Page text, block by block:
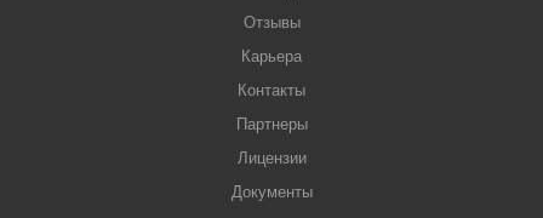
Отзывы
Карьера
Контакты
Партнеры
Лицензии
Документы